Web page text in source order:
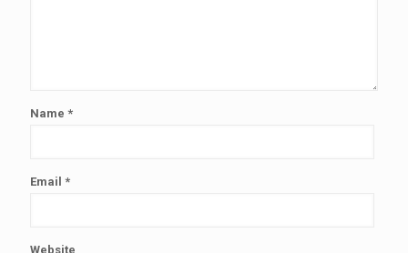
Name *
Email *
Website